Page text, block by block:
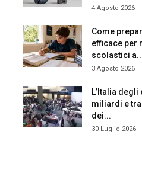
4 Agosto 2026
Come
efficace per
scolastici
3 Agosto 2026
L’Italia degli
miliardi e
dei...
30 Luglio 2026